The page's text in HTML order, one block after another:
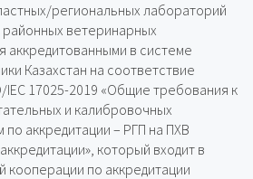
региональных лабораторий
районных ветеринарных
аккредитованными в системе
Казахстан на соответствие
17025-2019 «Общие требования к
и калибровочных
аккредитации – РГП на ПХВ
который входит в
кооперации по аккредитации